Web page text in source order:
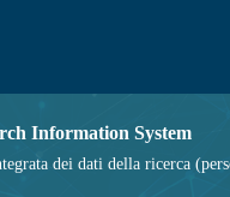
Information System
dei dati della ricerca